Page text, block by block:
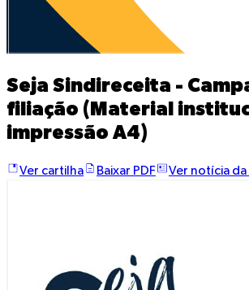
Seja Sindireceita -
filiação (Material
impressão A4)
Ver cartilha Baixar PDF Ver notícia